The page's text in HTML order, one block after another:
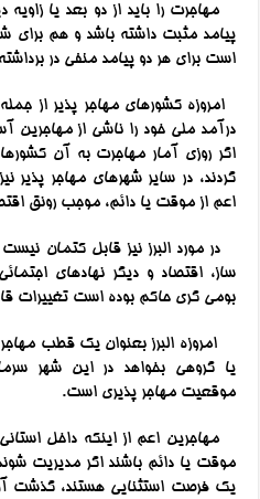
مهاجرت را باید از دو بعد یا زاویه
پیامد مثبت داشته باشد و هم برای
است برای هر دو پیامد منفی در
امروزه کشورهای مهاجر پذیر از
درآمد ملی خود را ناشی از مهاجرین
اگر روزی آمار مهاجرت به آن
گردند، در سایر شهرهای مهاجر
اعم از موقت یا دائم، موجب رونق
در مورد البرز نیز قابل کتمان
ساز، اقتصاد و دیگر نهادهای
بومی گری حاکم بوده است تغییرات
امروزه البرز بعنوان یک قطب
یا گروهی بخواهد در این شهر
موقعیت مهاجر پذیری است.
مهاجرین اعم از اینکه داخل
موقت یا دائم باشند اگر مدیریت
یک فرصت استثنایی هستند، گذشت